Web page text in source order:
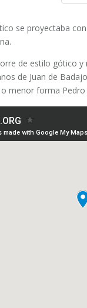
se proyectaba
de estilo gótico y
de Juan de
menor forma Pedro